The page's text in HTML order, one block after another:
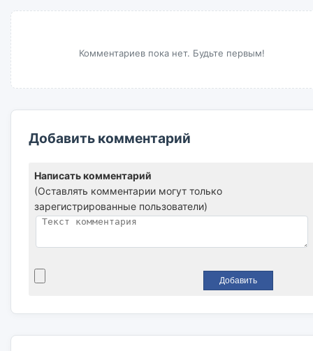
Комментариев пока нет. Будьте первым!
Добавить комментарий
Написать комментарий
(Оставлять комментарии могут только
зарегистрированные пользователи)